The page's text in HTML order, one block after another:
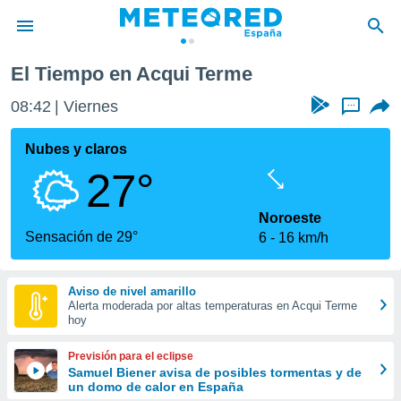
de
por
que se
calidad.
a este
las
y
forma
digital
basada
El Tiempo en Acqui Terme
08:42 Viernes ...
Nubes y claros
27°
Sensación de 29°
Noroeste
6
16 km/h
Aviso de nivel amarillo
Alerta moderada por altas temperaturas en Acqui Terme
hoy
Previsión para el eclipse
Samuel Biener avisa de posibles tormentas y de
un domo de calor en España